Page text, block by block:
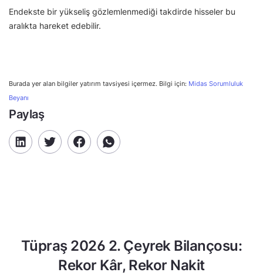
Endekste bir yükseliş gözlemlenmediği takdirde hisseler bu
aralıkta hareket edebilir.
Burada yer alan bilgiler yatırım tavsiyesi içermez. Bilgi için: Midas Sorumluluk
Beyanı
Paylaş
Tüpraş 2026 2. Çeyrek Bilançosu:
Rekor Kâr, Rekor Nakit